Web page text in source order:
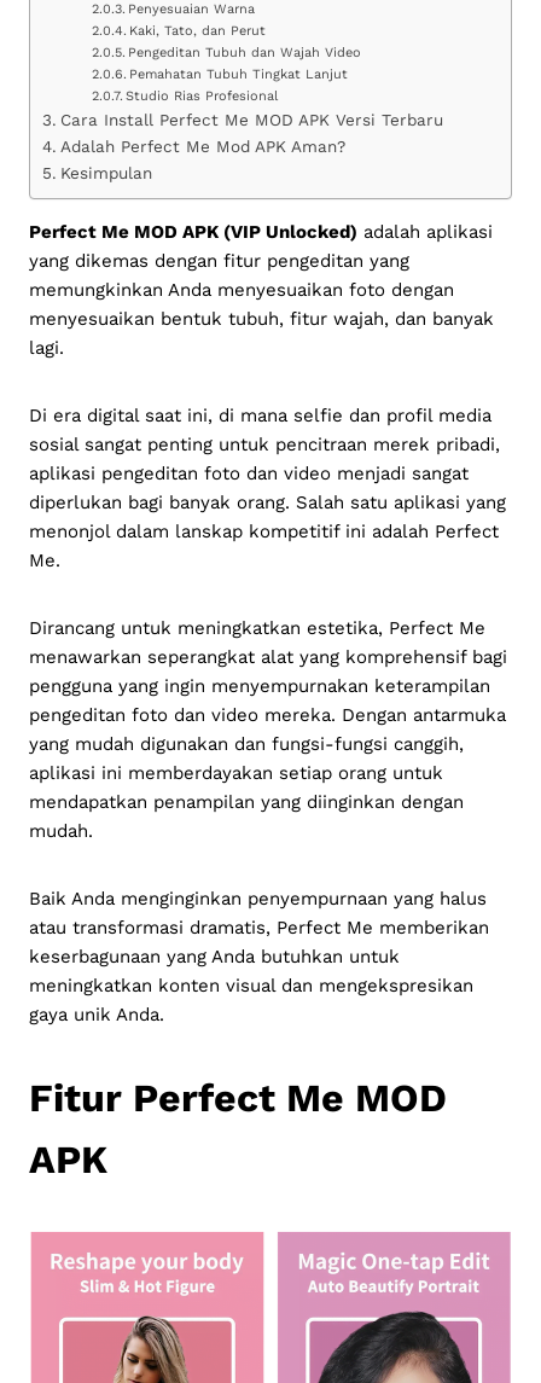
Penyesuaian Warna
Kaki, Tato, dan Perut
Pengeditan Tubuh dan Wajah Video
Pemahatan Tubuh Tingkat Lanjut
Studio Rias Profesional
Cara Install Perfect Me MOD APK Versi Terbaru
Adalah Perfect Me Mod APK Aman?
Kesimpulan
Perfect Me MOD APK (VIP Unlocked) adalah aplikasi
yang dikemas dengan fitur pengeditan yang
memungkinkan Anda menyesuaikan foto dengan
menyesuaikan bentuk tubuh, fitur wajah, dan banyak
lagi.
Di era digital saat ini, di mana selfie dan profil media
sosial sangat penting untuk pencitraan merek pribadi,
aplikasi pengeditan foto dan video menjadi sangat
diperlukan bagi banyak orang. Salah satu aplikasi yang
menonjol dalam lanskap kompetitif ini adalah Perfect
Me.
Dirancang untuk meningkatkan estetika, Perfect Me
menawarkan seperangkat alat yang komprehensif bagi
pengguna yang ingin menyempurnakan keterampilan
pengeditan foto dan video mereka. Dengan antarmuka
yang mudah digunakan dan fungsi-fungsi canggih,
aplikasi ini memberdayakan setiap orang untuk
mendapatkan penampilan yang diinginkan dengan
mudah.
Baik Anda menginginkan penyempurnaan yang halus
atau transformasi dramatis, Perfect Me memberikan
keserbagunaan yang Anda butuhkan untuk
meningkatkan konten visual dan mengekspresikan
gaya unik Anda.
Fitur Perfect Me MOD
APK